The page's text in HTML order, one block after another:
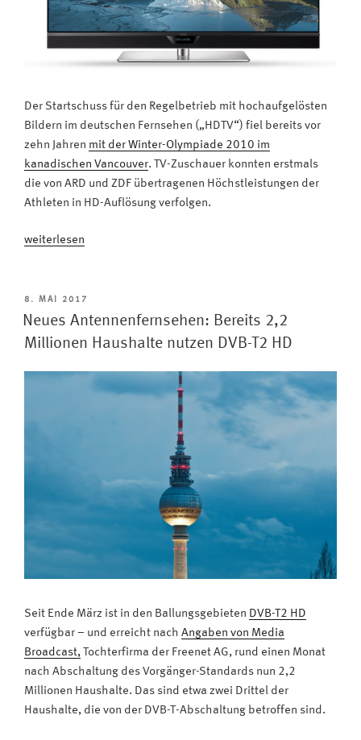
Der Startschuss für den Regelbetrieb mit hochaufgelösten
Bildern im deutschen Fernsehen („HDTV“) fiel bereits vor
zehn Jahren mit der Winter-Olympiade 2010 im
kanadischen Vancouver. TV-Zuschauer konnten erstmals
die von ARD und ZDF übertragenen Höchstleistungen der
Athleten in HD-Auflösung verfolgen.
„Jetzt
Geräte
für
HD
Ultra
weiterlesen
VERÖFFENTLICHT
AM
8. MAI 2017
Neues Antennenfernsehen: Bereits 2,2
Millionen Haushalte nutzen DVB-T2 HD
Seit Ende März ist in den Ballungsgebieten DVB-T2 HD
verfügbar – und erreicht nach Angaben von Media
Broadcast, Tochterfirma der Freenet AG, rund einen Monat
nach Abschaltung des Vorgänger-Standards nun 2,2
Millionen Haushalte. Das sind etwa zwei Drittel der
Haushalte, die von der DVB-T-Abschaltung betroffen sind.